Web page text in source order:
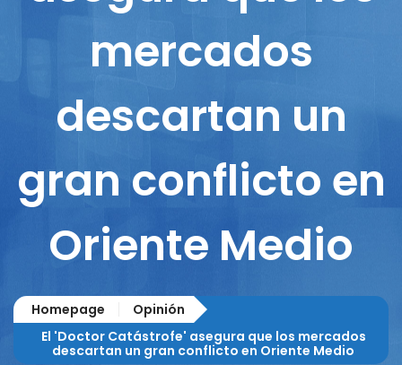
mercados
descartan un
gran conflicto en
Oriente Medio
Homepage
Opinión
El 'Doctor Catástrofe' asegura que los mercados
descartan un gran conflicto en Oriente Medio